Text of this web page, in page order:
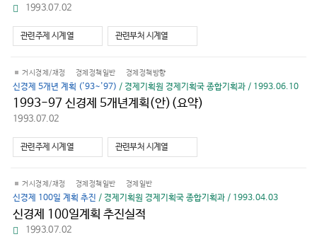
파
다
운
로
1993.07.02
관련주제 시계열 관련부처 시계열
거시경제/재정 경제정책일반 경제정책방향
신경제 5개년 계획 ('93~'97) / 경제기획원 경제기획국 종합기획과 / 1993.06.10
1993-97 신경제 5개년계획(안)(요약)
1993.07.02
관련주제 시계열 관련부처 시계열
거시경제/재정 경제정책일반 경제일반
신경제 100일 계획 추진 / 경제기획원 경제기획국 종합기획과 / 1993.04.03
신경제 100일계획 추진실적
파1993.07.02